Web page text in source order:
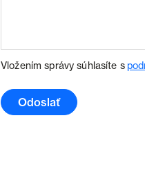
Vložením správy súhlasíte s
Odoslať